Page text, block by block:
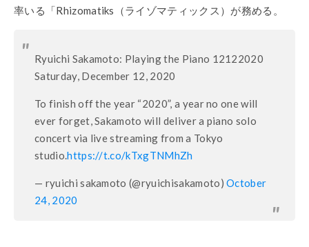
率いる「Rhizomatiks（ライゾマティックス）が務める。
Ryuichi Sakamoto: Playing the Piano 12122020
Saturday, December 12, 2020
To finish off the year “2020”, a year no one will
ever forget, Sakamoto will deliver a piano solo
concert via live streaming from a Tokyo
studio.https://t.co/kTxgTNMhZh
— ryuichi sakamoto (@ryuichisakamoto)October
24, 2020